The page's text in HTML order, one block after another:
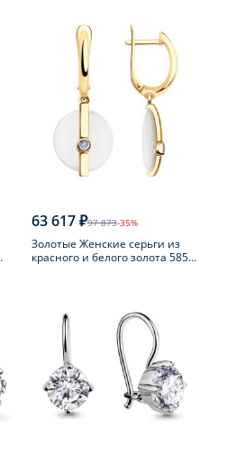
63 617 ₽97 873-35%
Золотые Женские серьги из
красного и белого золота 585